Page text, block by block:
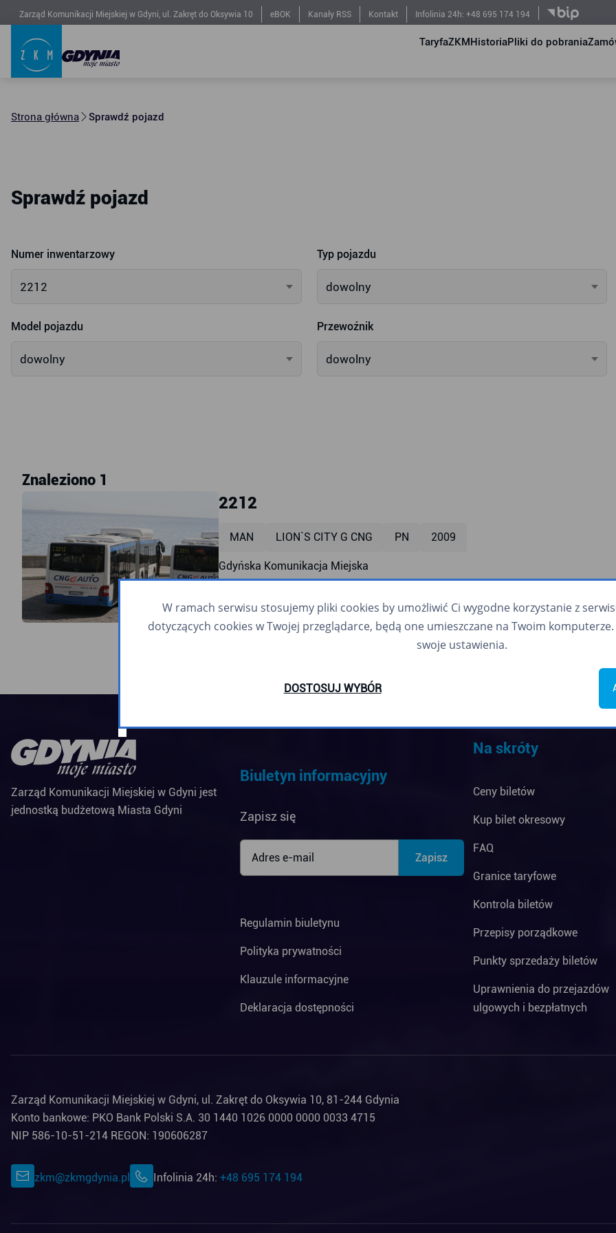
Zarząd Komunikacji Miejskiej w Gdyni, ul. Zakręt do Oksywia 10 eBOK Kanały RSS Kontakt Infolinia 24h: +48 695 174 194
TaryfaZKMHistoriaPliki do pobrania
Strona główna Sprawdź pojazd
Sprawdź pojazd
Numer inwentarzowy
2212
Typ pojazdu
dowolny
Model pojazdu
dowolny
Przewoźnik
dowolny
Znaleziono 1
2212
MAN LION`S CITY G CNG PN 2009
Gdyńska Komunikacja Miejska
klimatyzacja monitoring przyklęk rampa dla wózków
Zarząd Komunikacji Miejskiej w Gdyni jest
jednostką budżetową Miasta Gdyni
Biuletyn informacyjny
Zapisz się
Regulamin biuletynu
Polityka prywatności
Klauzule informacyjne
Deklaracja dostępności
Na skróty
Ceny biletów
Kup bilet okresowy
FAQ
Granice taryfowe
Kontrola biletów
Przepisy porządkowe
Punkty sprzedaży biletów
Uprawnienia do przejazdów
ulgowych i bezpłatnych
Zarząd Komunikacji Miejskiej w Gdyni, ul. Zakręt do Oksywia 10, 81-244 Gdynia
Konto bankowe: PKO Bank Polski S.A. 30 1440 1026 0000 0000 0033 4715
NIP 586-10-51-214 REGON: 190606287
zkm@zkmgdynia.pl Infolinia 24h: +48 695 174 194
W ramach serwisu stosujemy pliki cookies by umożliwić Ci wygodne korzystanie z
dotyczących cookies w Twojej przeglądarce, będą one umieszczane na Twoim
swoje ustawienia.
DOSTOSUJ WYBÓR